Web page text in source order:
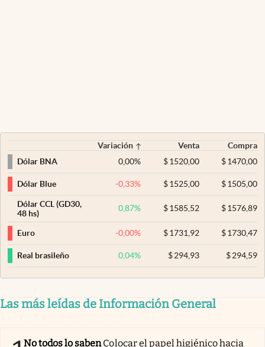
Variación Venta
Compra
Dólar BNA
0,00% $ 1520,00 $1470,00
Dólar Blue -0,33% $ 1525,00 $1505,00
Dólar CCL (GD30,
48 hs)
0,87% $ 1585,52 $1576,89
Euro -0,00% $ 1731,92 $1730,47
Real brasileño 0,04% $ 294,93 $294,59
Las más leídas de Información General
No todos lo sabenColocar el papel higiénico hacia